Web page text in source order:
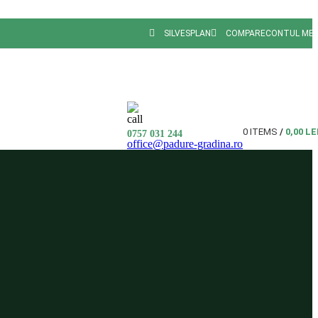
SILVESPLAN COMPARECONTUL
0757 031 244
office@padure-gradina.ro
0 ITEMS / 0,00